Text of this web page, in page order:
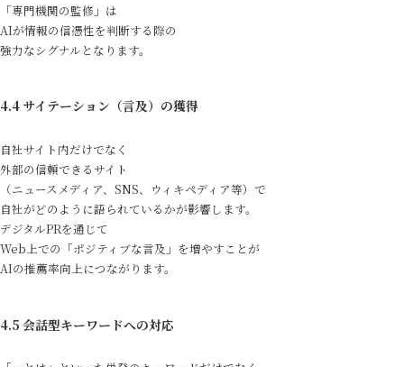
「専門機関の監修」は
AIが情報の信憑性を判断する際の
強力なシグナルとなります。
4.4 サイテーション（言及）の獲得
自社サイト内だけでなく
外部の信頼できるサイト
（ニュースメディア、SNS、ウィキペディア等）で
自社がどのように語られているかが影響します。
デジタルPRを通じて
Web上での「ポジティブな言及」を増やすことが
AIの推薦率向上につながります。
4.5 会話型キーワードへの対応